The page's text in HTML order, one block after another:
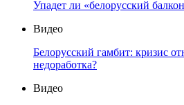
Упадет ли «белорусский
Видео
Белорусский гамбит: кризис
недоработка?
Видео